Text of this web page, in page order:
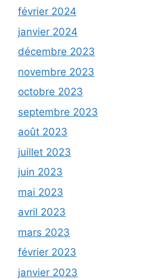
février 2024
janvier 2024
décembre 2023
novembre 2023
octobre 2023
septembre 2023
août 2023
juillet 2023
juin 2023
mai 2023
avril 2023
mars 2023
février 2023
janvier 2023